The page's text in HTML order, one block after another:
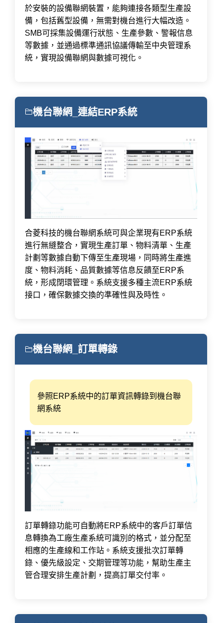
於安裝的設備聯網裝置，能夠連接各類型生產設
備，包括舊型設備，無需對機台進行大幅改造。
SMB可採集設備運行狀態、生產參數、警報信息
等數據，並通過標準通訊協議傳輸至中央管理系
統，實現設備聯網與數據可視化。
機台聯網_連結ERP系統
合菱科技的機台聯網系統可與企業現有ERP系統
進行無縫整合，實現生產訂單、物料清單、生產
計劃等數據自動下傳至生產現場，同時將生產進
度、物料消耗、品質數據等信息反饋至ERP系
統，形成閉環管理。系統支援多種主流ERP系統
接口，確保數據交換的準確性與及時性。
機台聯網_訂單轉錄
參照ERP系統中的訂單資訊轉錄到機台聯
網系統
訂單轉錄功能可自動將ERP系統中的客戶訂單信
息轉換為工廠生產系統可識別的格式，並分配至
相應的生產線和工作站。系統支援批次訂單轉
錄、優先級設定、交期管理等功能，幫助生產主
管合理安排生產計劃，提高訂單交付率。